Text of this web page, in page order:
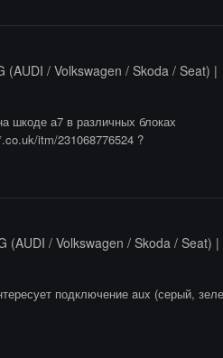
(AUDI / Volkswagen / Skoda / Seat) |
шкоде а7 в различных блоках
itm/231068776524 ?
(AUDI / Volkswagen / Skoda / Seat) |
подключение aux (серый,